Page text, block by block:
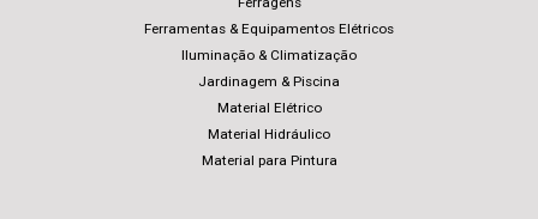
Ferramentas & Equipamentos Elétricos
Iluminação & Climatização
Jardinagem & Piscina
Material Elétrico
Material Hidráulico
Material para Pintura